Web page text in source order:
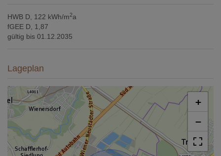
HWB D, 122 kWh/m2a
fGEE D, 1,87
gültig bis 01.12.2035
Lageplan
+
−